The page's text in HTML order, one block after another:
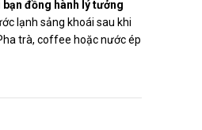
bạn đồng hành lý tưởng
lạnh sảng khoái sau khi
trà, coffee hoặc nước ép